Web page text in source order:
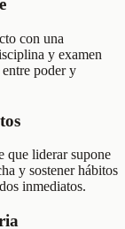
con una
y examen
poder y
que liderar supone
y sostener hábitos
inmediatos.